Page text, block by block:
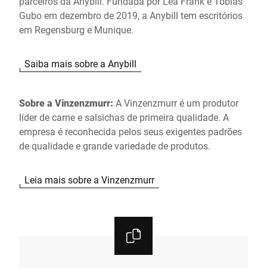
Gubo em dezembro de 2019, a Anybill tem escritórios
em Regensburg e Munique.
Saiba mais sobre a Anybill
Sobre a Vinzenzmurr: A Vinzenzmurr é um produtor
líder de carne e salsichas de primeira qualidade. A
empresa é reconhecida pelos seus exigentes padrões
de qualidade e grande variedade de produtos.
Leia mais sobre a Vinzenzmurr